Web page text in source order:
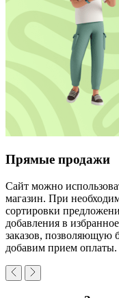
Прямые продажи
Сайт можно
магазин. При
сортировки
добавления в
заказов, позволяющую
добавим прием оплаты.